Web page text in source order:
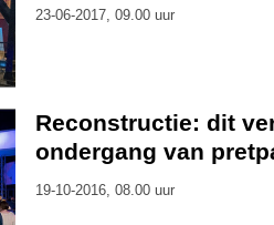
23-06-2017, 09.00 uur
Reconstructie: dit
ondergang van
19-10-2016, 08.00 uur